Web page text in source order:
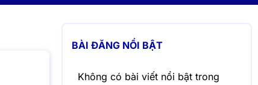
BÀI ĐĂNG NỔI BẬT
Không có bài viết nổi bật trong